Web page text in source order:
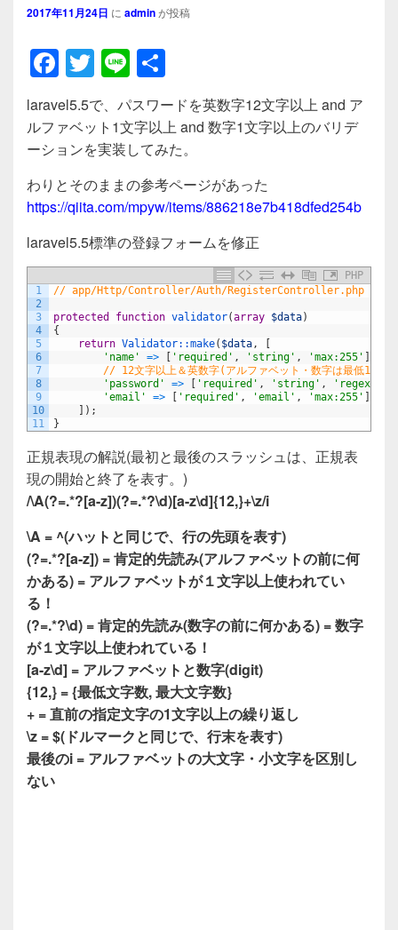
2017年11月24日 に adminが投稿
F
a
c
e
b
o
o
k
T
wi
tt
er
Li
n
e
有
laravel5.5で、パスワードを英数字12文字以上 and ア
ルファベット1文字以上 and 数字1文字以上のバリデ
ーションを実装してみた。
わりとそのままの参考ページがあった
https://qiita.com/mpyw/items/886218e7b418dfed254b
laravel5.5標準の登録フォームを修正
PHP
1
2
3
4
5
6
7
8
9
10
11
// app/Http/Controller/Auth/RegisterController.php
protected function validator(array $data)
{
return Validator::make( $data,
[
'name'
=> [ 'required' , 'string' , 'max:255' ]
// 12文字以上＆英数字(アルファベット・数字は最低1文字
'password'
=> [ 'required' , 'string' ,
'regex:/
'email'
=> [ 'required' , 'email' , 'max:255' ]
] ) ;
}
正規表現の解説(最初と最後のスラッシュは、正規表
現の開始と終了を表す。)
/\A(?=.*?[a-z])(?=.*?\d)[a-z\d]{12,}+\z/i
\A = ^(ハットと同じで、行の先頭を表す)
(?=.*?[a-z]) = 肯定的先読み(アルファベットの前に何
かある) = アルファベットが１文字以上使われてい
る！
(?=.*?\d) = 肯定的先読み(数字の前に何かある) = 数字
が１文字以上使われている！
[a-z\d] = アルファベットと数字(digit)
{12,} = {最低文字数, 最大文字数}
+ = 直前の指定文字の1文字以上の繰り返し
\z = $(ドルマークと同じで、行末を表す)
最後のi = アルファベットの大文字・小文字を区別し
ない